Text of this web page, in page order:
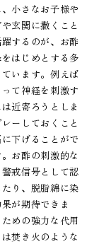
小さなお子様や
玄関に撒くこと
するのが、お酢
はじめとする多
います。例えば
て神経を刺激す
近寄ろうとしま
ーしておくこと
下げることがで
お酢の刺激的な
戒信号として認
り、脱脂綿に染
が期待できま
めの強力な代用
焚き火のような